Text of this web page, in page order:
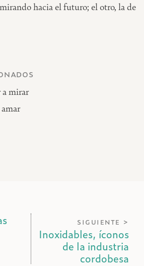
hacia el futuro; el otro, la de
a mirar
siguiente >
Inoxidables, íconos
de la industria
cordobesa